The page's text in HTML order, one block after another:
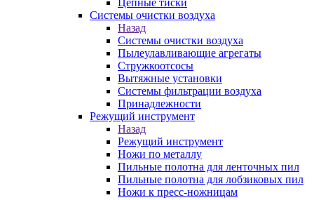
Цепные тиски
Системы очистки воздуха
Назад
Системы очистки воздуха
Пылеулавливающие агрегаты
Стружкоотсосы
Вытяжные установки
Системы фильтрации воздуха
Принадлежности
Режущий инструмент
Назад
Режущий инструмент
Ножи по металлу
Пильные полотна для ленточных пил
Пильные полотна для лобзиковых пил
Ножи к пресс-ножницам